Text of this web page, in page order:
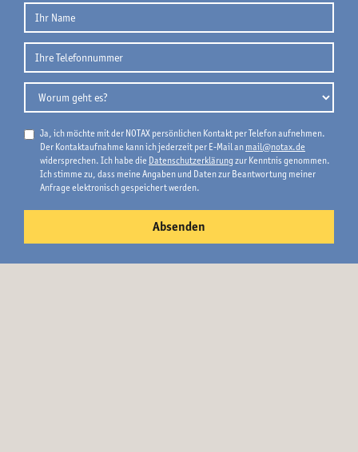
Ja, ich möchte mit der NOTAX persönlichen Kontakt per Telefon aufnehmen.
Der Kontaktaufnahme kann ich jederzeit per E-Mail an mail@notax.de
widersprechen. Ich habe die Datenschutzerklärungzur Kenntnis genommen.
Ich stimme zu, dass meine Angaben und Daten zur Beantwortung meiner
Anfrage elektronisch gespeichert werden.